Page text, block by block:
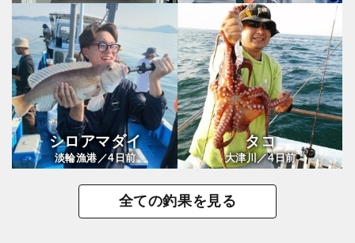
シロアマダイ
淡輪漁港／4日前
タコ
大津川／4日前
全ての釣果を見る